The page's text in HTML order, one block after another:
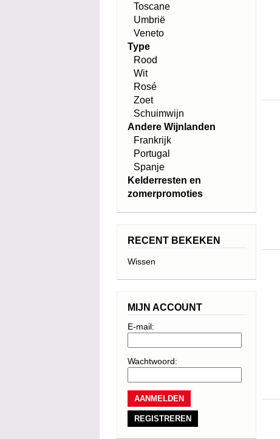
Toscane
Umbrië
Veneto
Type
Rood
Wit
Rosé
Zoet
Schuimwijn
Andere Wijnlanden
Frankrijk
Portugal
Spanje
Kelderresten en
zomerpromoties
RECENT BEKEKEN
Wissen
MIJN ACCOUNT
E-mail:
Wachtwoord:
REGISTREREN